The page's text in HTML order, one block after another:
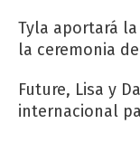
Tyla aportará
la ceremonia
Future, Lisa y
internacional